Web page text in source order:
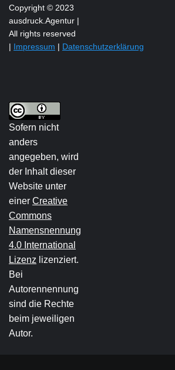
Copyright © 2023
ausdruck.Agentur |
All rights reserved
| Impressum | Datenschutzerklärung
Sofern nicht
anders
angegeben, wird
der Inhalt dieser
Website unter
einer Creative
Commons
Namensnennung
4.0 International
Lizenz lizenziert.
Bei
Autorennennung
sind die Rechte
beim jeweiligen
Autor.